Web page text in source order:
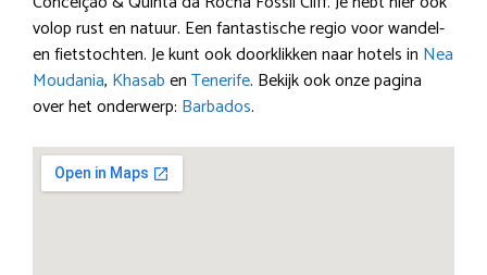
volop rust en natuur. Een fantastische regio voor wandel-
en fietstochten. Je kunt ook doorklikken naar hotels in Nea
Moudania, KhasabenTenerife. Bekijk ook onze pagina
over het onderwerp: Barbados.